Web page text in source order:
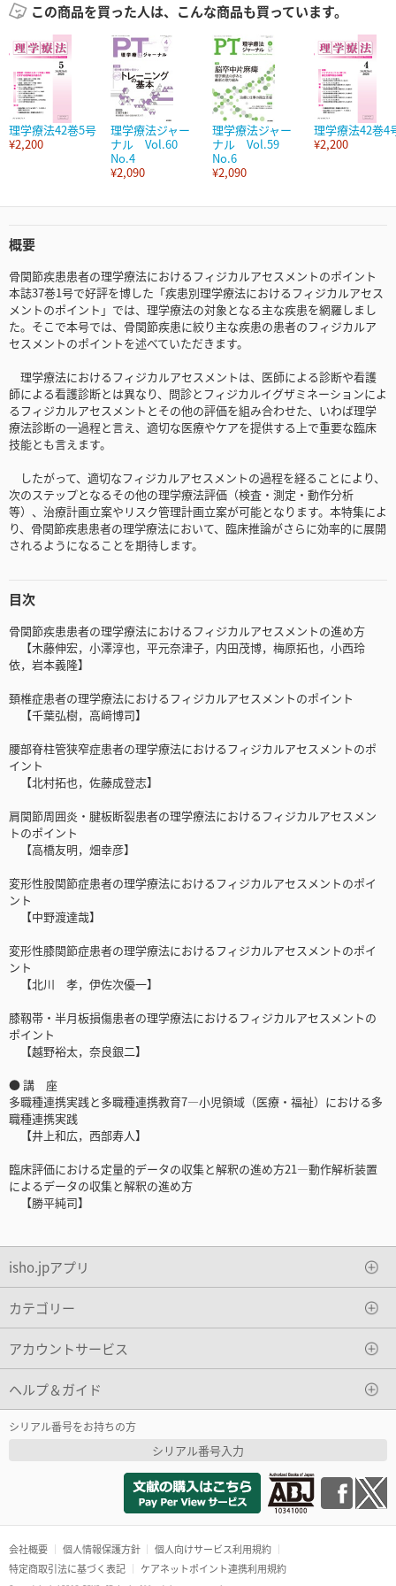
この商品を買った人は、こんな商品も買っています。
理学療法42巻5号
¥2,200
理学療法ジャー
ナル Vol.60
No.4
¥2,090
理学療法ジャー
ナル Vol.59
No.6
¥2,090
理学療法42巻4
¥2,200
概要
骨関節疾患患者の理学療法におけるフィジカルアセスメントのポイント
本誌37巻1号で好評を博した「疾患別理学療法におけるフィジカルアセス
メントのポイント」では、理学療法の対象となる主な疾患を網羅しまし
た。そこで本号では、骨関節疾患に絞り主な疾患の患者のフィジカルア
セスメントのポイントを述べていただきます。
理学療法におけるフィジカルアセスメントは、医師による診断や看護
師による看護診断とは異なり、問診とフィジカルイグザミネーションによ
るフィジカルアセスメントとその他の評価を組み合わせた、いわば理学
療法診断の一過程と言え、適切な医療やケアを提供する上で重要な臨床
技能とも言えます。
したがって、適切なフィジカルアセスメントの過程を経ることにより、
次のステップとなるその他の理学療法評価（検査・測定・動作分析
等）、治療計画立案やリスク管理計画立案が可能となります。本特集によ
り、骨関節疾患患者の理学療法において、臨床推論がさらに効率的に展開
されるようになることを期待します。
目次
骨関節疾患患者の理学療法におけるフィジカルアセスメントの進め方
【木藤伸宏，小澤淳也，平元奈津子，内田茂博，梅原拓也，小西玲
依，岩本義隆】
頚椎症患者の理学療法におけるフィジカルアセスメントのポイント
【千葉弘樹，高﨑博司】
腰部脊柱管狭窄症患者の理学療法におけるフィジカルアセスメントのポ
イント
【北村拓也，佐藤成登志】
肩関節周囲炎・腱板断裂患者の理学療法におけるフィジカルアセスメン
トのポイント
【高橋友明，畑幸彦】
変形性股関節症患者の理学療法におけるフィジカルアセスメントのポイ
ント
【中野渡達哉】
変形性膝関節症患者の理学療法におけるフィジカルアセスメントのポイ
ント
【北川 孝，伊佐次優一】
膝靱帯・半月板損傷患者の理学療法におけるフィジカルアセスメントの
ポイント
【越野裕太，奈良銀二】
● 講 座
多職種連携実践と多職種連携教育7―小児領域（医療・福祉）における多
職種連携実践
【井上和広，西部寿人】
臨床評価における定量的データの収集と解釈の進め方21―動作解析装置
によるデータの収集と解釈の進め方
【勝平純司】
isho.jpアプリ
カテゴリー
アカウントサービス
ヘルプ＆ガイド
シリアル番号をお持ちの方
シリアル番号入力
会社概要 個人情報保護方針
個人向けサービス利用規約
特定商取引法に基づく表記
ケアネットポイント連携利用規約